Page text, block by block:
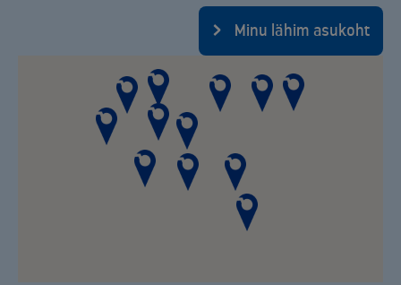
Minu lähim asukoht